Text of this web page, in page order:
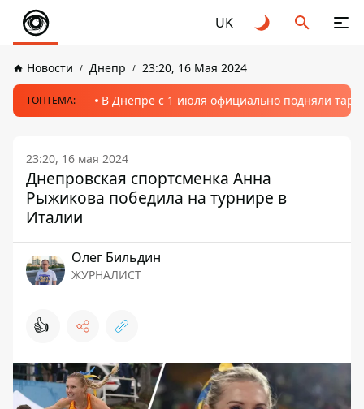
UK
Новости Днепр 23:20, 16 Мая 2024
ТОПТЕМА: В Днепре с 1 июля официально подняли
23:20, 16 мая 2024
Днепровская спортсменка Анна
Рыжикова победила на турнире в
Италии
Олег Бильдин
ЖУРНАЛИСТ
👍